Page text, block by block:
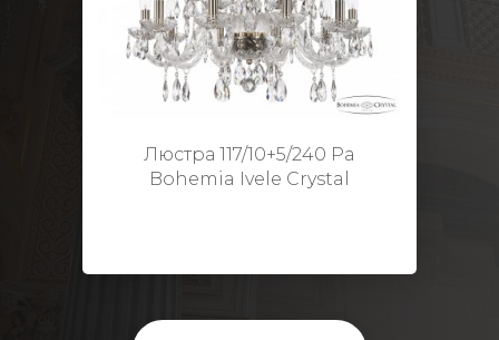
Люстра 117/10+5/240 Pa
Bohemia Ivele Crystal
Цвет арматуры: Патина/
Кол-во ламп: 15
Диаметр: 70 см